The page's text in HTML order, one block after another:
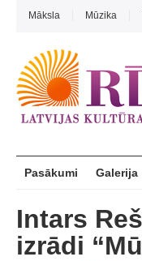
Māksla Mūzika
Pasākumi Galerija
Intars
izrādi